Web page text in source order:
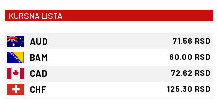
KURSNA LISTA
AUD 71.56 RSD
BAM 60.00 RSD
CAD 72.62 RSD
CHF 125.30 RSD